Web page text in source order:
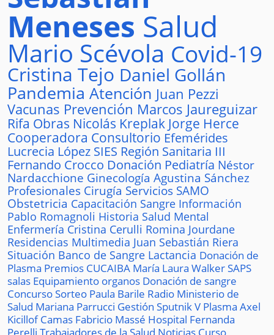
Meneses Salud
Mario Scévola Covid-19
Cristina Tejo Daniel Gollán
Pandemia Atención Juan Pezzi
Vacunas Prevención Marcos Jaureguizar
Rifa Obras Nicolás Kreplak Jorge Herce
Cooperadora Consultorio Efemérides
Lucrecia López SIES Región Sanitaria III
Fernando Crocco Donación Pediatría Néstor
Nardacchione Ginecología Agustina Sánchez
Profesionales Cirugía Servicios SAMO
Obstetricia Capacitación Sangre Información
Pablo Romagnoli Historia Salud Mental
Enfermería Cristina Cerulli Romina Jourdane
Residencias Multimedia Juan Sebastián Riera
Situación Banco de Sangre Lactancia Donación de
Plasma Premios CUCAIBA María Laura WalkerSAPS
salas Equipamiento organos Donación de sangre
ConcursoSorteo Paula Barile Radio Ministerio de
Salud Mariana Parrucci Gestión Sputnik V Plasma Axel
KicillofCamas Fabricio Massé Hospital Fernanda